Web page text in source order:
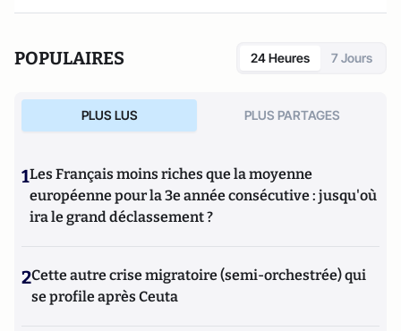
POPULAIRES 24 Heures 7 Jours
PLUS LUS PLUS PARTAGES
1Les Français moins riches que la moyenne
européenne pour la 3e année consécutive : jusqu'où
ira le grand déclassement ?
2Cette autre crise migratoire (semi-orchestrée) qui
se profile après Ceuta